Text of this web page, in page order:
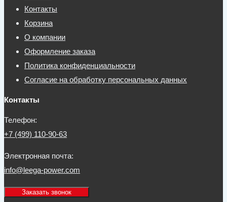
Контакты
Корзина
О компании
Оформление заказа
Политика конфиденциальности
Согласие на обработку персональных данных
Контакты
Телефон:
+7 (499) 110-90-63
Электронная почта:
info@leega-power.com
Заказать звонок